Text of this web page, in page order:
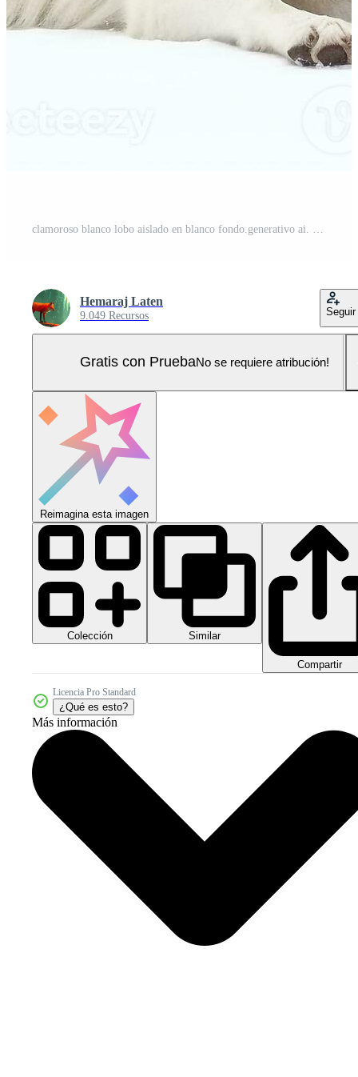
Hemaraj Laten
9.049 Recursos Seguir
Gratis con PruebaNo se requiere atribución!
Reimagina esta imagen
Colección Similar
Compartir
Licencia Pro Standard
¿Qué es esto?
Más información